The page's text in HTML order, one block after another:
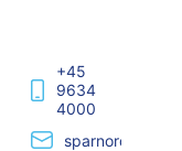
+45
9634
4000